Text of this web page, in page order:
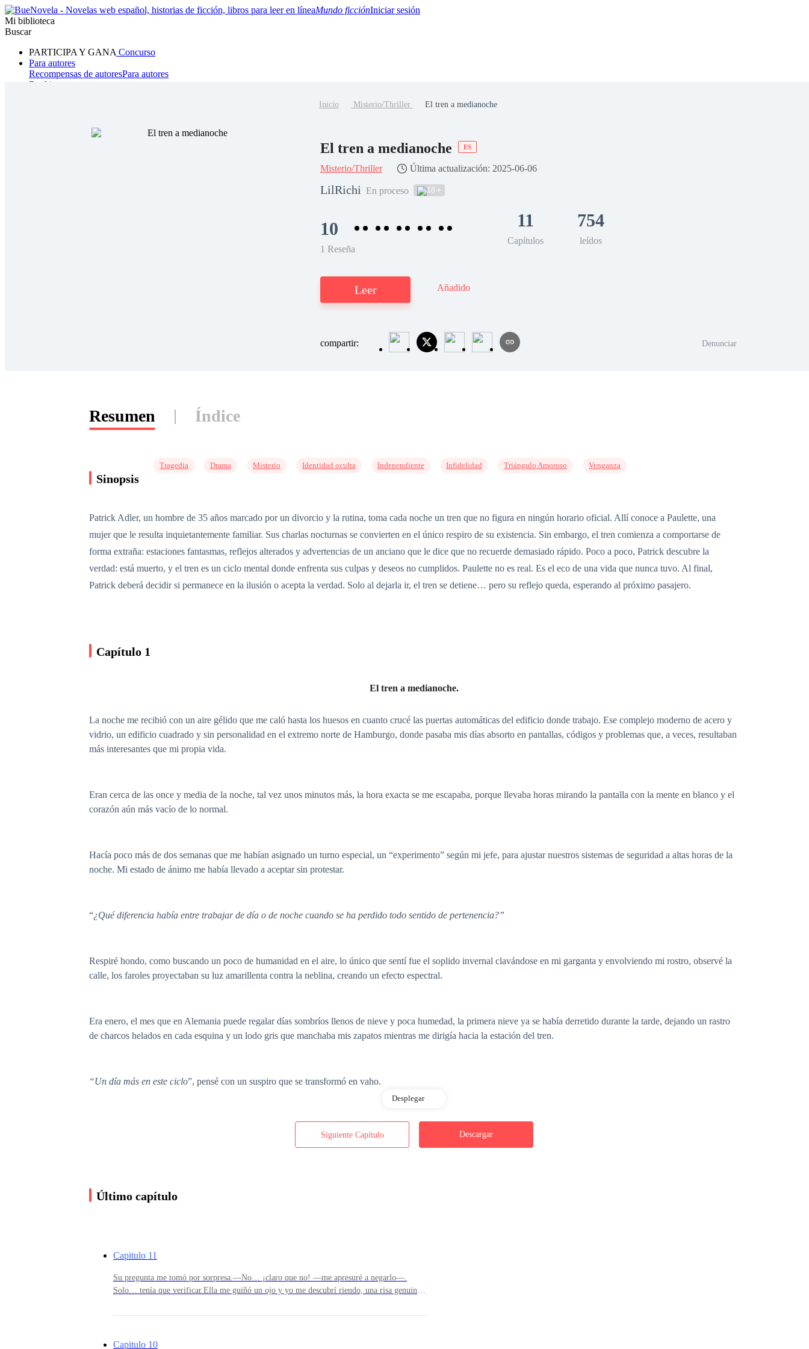
Mundo ficciónIniciar sesión
Mi biblioteca
Buscar
PARTICIPA Y GANA Concurso
Para autores
Recompensas de autoresPara autores
Ranking
Hombre lobo Mafia Fantasía
Inicio Misterio/Thriller El tren a medianoche
El tren a medianoche ES
Misterio/Thriller Última actualización: 2025-06-06
LilRichi En proceso 18
10
1 Reseña
11
Capítulos
754
leídos
Leer Añadido
compartir: Denunciar
Resumen Índice
Sinopsis
Tragedia Drama Misterio Identidad oculta Independiente Infidelidad Triángulo Amoroso Venganza
Patrick Adler, un hombre de 35 años marcado por un divorcio y la rutina, toma cada noche un tren que no figura en ningún horario oficial. Allí conoce a Paulette, una
mujer que le resulta inquietantemente familiar. Sus charlas nocturnas se convierten en el único respiro de su existencia. Sin embargo, el tren comienza a comportarse de
forma extraña: estaciones fantasmas, reflejos alterados y advertencias de un anciano que le dice que no recuerde demasiado rápido. Poco a poco, Patrick descubre la
verdad: está muerto, y el tren es un ciclo mental donde enfrenta sus culpas y deseos no cumplidos. Paulette no es real. Es el eco de una vida que nunca tuvo. Al final,
Patrick deberá decidir si permanece en la ilusión o acepta la verdad. Solo al dejarla ir, el tren se detiene… pero su reflejo queda, esperando al próximo pasajero.
Capítulo 1
El tren a medianoche.
La noche me recibió con un aire gélido que me caló hasta los huesos en cuanto crucé las puertas automáticas del edificio donde trabajo. Ese complejo moderno de acero y
vidrio, un edificio cuadrado y sin personalidad en el extremo norte de Hamburgo, donde pasaba mis días absorto en pantallas, códigos y problemas que, a veces, resultaban
más interesantes que mi propia vida.
Eran cerca de las once y media de la noche, tal vez unos minutos más, la hora exacta se me escapaba, porque llevaba horas mirando la pantalla con la mente en blanco y el
corazón aún más vacío de lo normal.
Hacía poco más de dos semanas que me habían asignado un turno especial, un “experimento” según mi jefe, para ajustar nuestros sistemas de seguridad a altas horas de la
noche. Mi estado de ánimo me había llevado a aceptar sin protestar.
“¿Qué diferencia había entre trabajar de día o de noche cuando se ha perdido todo sentido de pertenencia?”
Respiré hondo, como buscando un poco de humanidad en el aire, lo único que sentí fue el soplido invernal clavándose en mi garganta y envolviendo mi rostro, observé la
calle, los faroles proyectaban su luz amarillenta contra la neblina, creando un efecto espectral.
Era enero, el mes que en Alemania puede regalar días sombríos llenos de nieve y poca humedad, la primera nieve ya se había derretido durante la tarde, dejando un rastro
de charcos helados en cada esquina y un lodo gris que manchaba mis zapatos mientras me dirigía hacia la estación del tren.
“Un día más en este ciclo”, pensé con un suspiro que se transformó en vaho.
El asfalto, reflejando las luces mortecinas, me recordaba que, a esa hora, la ciudad prácticamente dormía, no era como las otras ciudades del país, en Hamburgo, las cosas
Solo un par de autos pasaban de vez en cuando, sus faros atravesaban la penumbra de la noche.
El viento que soplaba entre los edificios parecía colarse por cualquier rendija de mi ropa, enfriándome el cuerpo y el alma. Cada paso se sentía pesado, como si caminara
cargando el peso de mis propios recuerdos.
Mientras me acercaba a la estación, un edificio con muros de ladrillo ennegrecidos por el tiempo, me vino a la cabeza la idea de que quizá debería haber tomado un taxi.
Desplegar
Siguiente Capítulo Descargar
Último capítulo
Capitulo 11
Su pregunta me tomó por sorpresa.—No… ¡claro que no! —me apresuré a negarlo—.
Solo… tenía que verificar.Ella me guiñó un ojo y yo me descubrí riendo, una risa genuina
inquietante en el resto del vagón.La penumbra, el traqueteo y esa sensación de que en
veces, un chirrido más fuerte de las ruedas nos hacía callar de golpe, otras, las luces
Capitulo 10